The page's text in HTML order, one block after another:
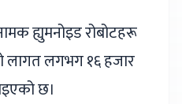
ह्युमनोइड रोबोटहरू
लागत लगभग १६ हजार
छ।